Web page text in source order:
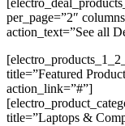
per_page=”2″
action_text=”See all
title=”Featured
action_link=”#”]
title=”Laptops &